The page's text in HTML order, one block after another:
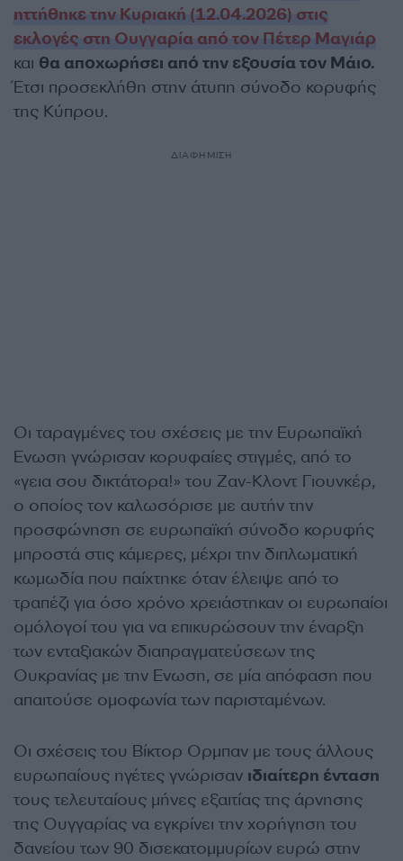
ηττήθηκε την Κυριακή (12.04.2026) στις
εκλογές στη Ουγγαρία από τον Πέτερ Μαγιάρ
και θα αποχωρήσει από την εξουσία τον Μάιο.
Έτσι προσεκλήθη στην άτυπη σύνοδο κορυφής
της Κύπρου.
ΔΙΑΦΗΜΙΣΗ
Οι ταραγμένες του σχέσεις με την Ευρωπαϊκή
Ενωση γνώρισαν κορυφαίες στιγμές, από το
«γεια σου δικτάτορα!» του Ζαν-Κλοντ Γιουνκέρ,
ο οποίος τον καλωσόρισε με αυτήν την
προσφώνηση σε ευρωπαϊκή σύνοδο κορυφής
μπροστά στις κάμερες, μέχρι την διπλωματική
κωμωδία που παίχτηκε όταν έλειψε από το
τραπέζι για όσο χρόνο χρειάστηκαν οι ευρωπαίοι
ομόλογοί του για να επικυρώσουν την έναρξη
των ενταξιακών διαπραγματεύσεων της
Ουκρανίας με την Ενωση, σε μία απόφαση που
απαιτούσε ομοφωνία των παρισταμένων.
Οι σχέσεις του Βίκτορ Ορμπαν με τους άλλους
ευρωπαίους ηγέτες γνώρισαν ιδιαίτερη ένταση
τους τελευταίους μήνες εξαιτίας της άρνησης
της Ουγγαρίας να εγκρίνει την χορήγηση του
δανείου των 90 δισεκατομμυρίων ευρώ στην